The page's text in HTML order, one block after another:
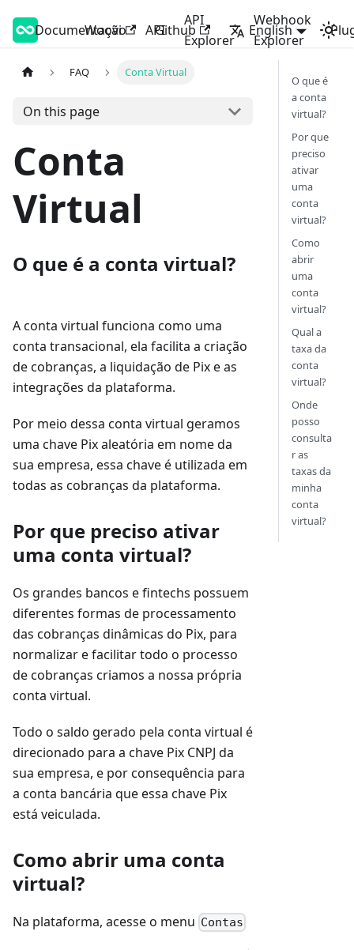
Woovi Developers
Documentação API
API
Explorer
Webhook
Explorer
Woovi Github English
FAQ Conta Virtual
On this page
Conta
Virtual
O que é a conta virtual?
A conta virtual funciona como uma
conta transacional, ela facilita a criação
de cobranças, a liquidação de Pix e as
integrações da plataforma.
Por meio dessa conta virtual geramos
uma chave Pix aleatória em nome da
sua empresa, essa chave é utilizada em
todas as cobranças da plataforma.
Por que preciso ativar
uma conta virtual?
Os grandes bancos e fintechs possuem
diferentes formas de processamento
das cobranças dinâmicas do Pix, para
normalizar e facilitar todo o processo
de cobranças criamos a nossa própria
conta virtual.
Todo o saldo gerado pela conta virtual é
direcionado para a chave Pix CNPJ da
sua empresa, e por consequência para
a conta bancária que essa chave Pix
está veiculada.
Como abrir uma conta
virtual?
Na plataforma, acesse o menu Contas
O que é
a conta
virtual?
Por que
preciso
ativar
uma
conta
virtual?
Como
abrir
uma
conta
virtual?
Qual a
taxa da
conta
virtual?
Onde
posso
consulta
r as
taxas da
minha
conta
virtual?